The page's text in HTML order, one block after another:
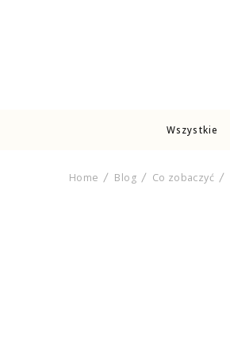
Wszystkie
Home Blog Co zobaczyć